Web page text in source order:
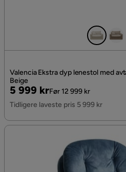
Valencia Ekstra dyp lenestol med
Beige
Pris
5 999 kr
Original
Pris
Før 12 999 kr
Tidligere laveste pris 5 999 kr